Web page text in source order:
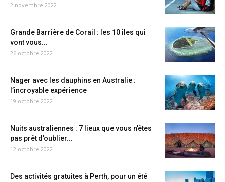
2 novembre 2022
Grande Barrière de Corail : les 10 îles qui
vont vous...
26 octobre 2022
Nager avec les dauphins en Australie :
l’incroyable expérience
19 octobre 2022
Nuits australiennes : 7 lieux que vous n’êtes
pas prêt d’oublier...
12 octobre 2022
Des activités gratuites à Perth, pour un été